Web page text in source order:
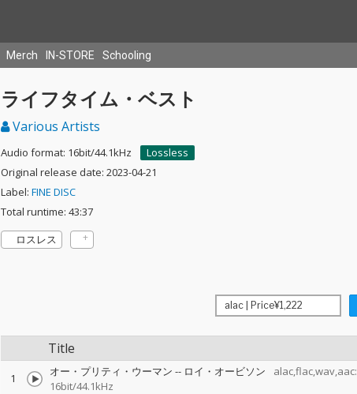
Merch IN-STORE Schooling
ライフタイム・ベスト
Various Artists
Audio format: 16bit/44.1kHz
Lossless
Original release date: 2023-04-21
Label: FINE DISC
Total runtime: 43:37
ロスレス
Title
1 オー・プリティ・ウーマン -- ロイ・オービソン
alac,flac,wav,aac:
16bit/44.1kHz